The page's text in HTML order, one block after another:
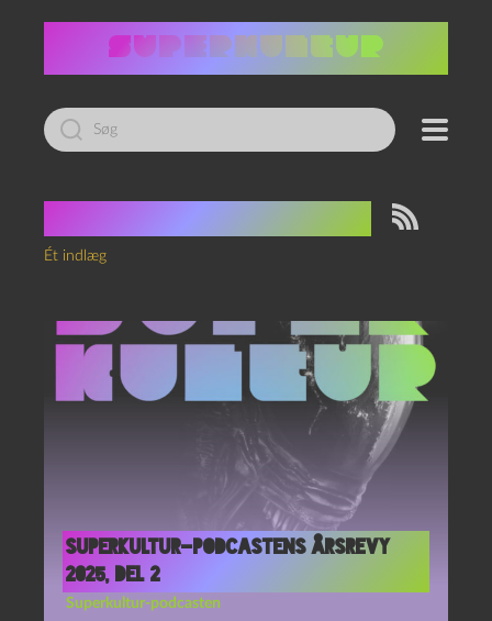
Led
efter:
Ét indlæg
Superkultur-podcastens årsrevy
2025, del 2
Superkultur-podcasten